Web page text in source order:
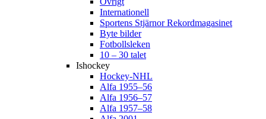
Internationell
Sportens Stjärnor Rekordmagasinet
Byte bilder
Fotbollsleken
10 – 30 talet
Ishockey
Hockey-NHL
Alfa 1955–56
Alfa 1956–57
Alfa 1957–58